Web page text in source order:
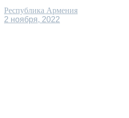
Республика Армения
2 ноября, 2022